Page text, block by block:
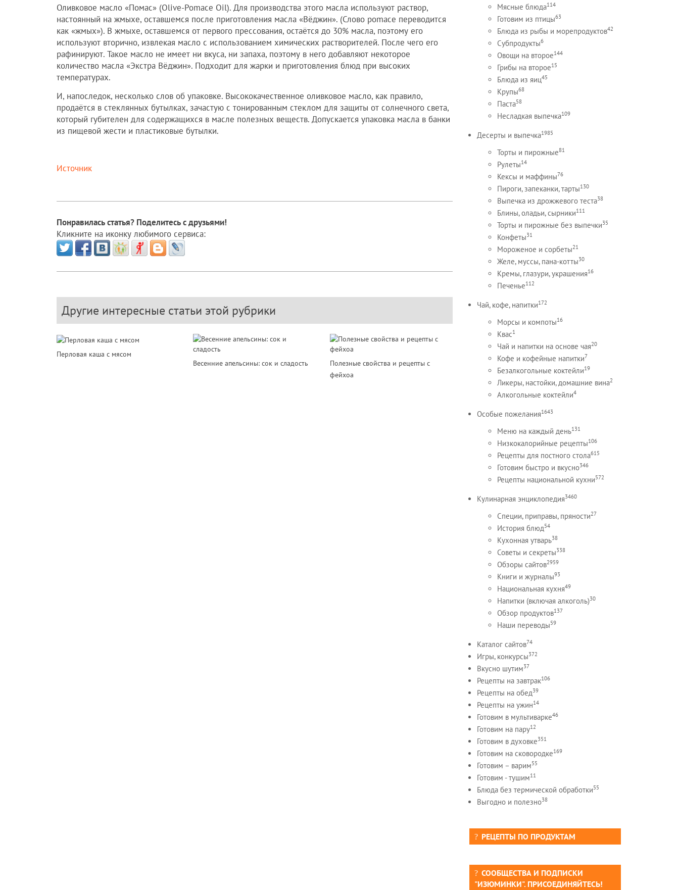
Оливковое масло «Помас» (Olive-Pomace Oil). Для производства этого масла используют раствор,
настоянный на жмыхе, оставшемся после приготовления масла «Вёджин». (Слово pomace переводится
как «жмых»). В жмыхе, оставшемся от первого прессования, остаётся до 30% масла, поэтому его
используют вторично, извлекая масло с использованием химических растворителей. После чего его
рафинируют. Такое масло не имеет ни вкуса, ни запаха, поэтому в него добавляют некоторое
количество масла «Экстра Вёджин». Подходит для жарки и приготовления блюд при высоких
температурах.
И, напоследок, несколько слов об упаковке. Высококачественное оливковое масло, как правило,
продаётся в стеклянных бутылках, зачастую с тонированным стеклом для защиты от солнечного света,
который губителен для содержащихся в масле полезных веществ. Допускается упаковка масла в банки
из пищевой жести и пластиковые бутылки.
Источник
Понравилась статья? Поделитесь с друзьями!
Кликните на иконку любимого сервиса:
Другие интересные статьи этой рубрики
Перловая каша с мясом
Весенние апельсины: сок и сладость
Полезные свойства и рецепты с
фейхоа
Мясные блюда114
Готовим из птицы63
Блюда из рыбы и морепродуктов42
Субпродукты6
Овощи на второе144
Грибы на второе15
Блюда из яиц45
Крупы68
Паста58
Несладкая выпечка109
Десерты и выпечка1985
Торты и пирожные81
Рулеты14
Кексы и маффины76
Пироги, запеканки, тарты130
Выпечка из дрожжевого теста38
Блины, оладьи, сырники111
Торты и пирожные без выпечки35
Конфеты31
Мороженое и сорбеты21
Желе, муссы, пана-котты30
Кремы, глазури, украшения16
Печенье112
Чай, кофе, напитки172
Морсы и компоты16
Квас1
Чай и напитки на основе чая20
Кофе и кофейные напитки7
Безалкогольные коктейли19
Ликеры, настойки, домашние вина2
Алкогольные коктейли4
Особые пожелания1643
Меню на каждый день131
Низкокалорийные рецепты106
Рецепты для постного стола615
Готовим быстро и вкусно346
Рецепты национальной кухни572
Кулинарная энциклопедия3460
Специи, приправы, пряности27
История блюд54
Кухонная утварь38
Советы и секреты338
Обзоры сайтов2959
Книги и журналы93
Национальная кухня49
Напитки (включая алкоголь)30
Обзор продуктов137
Наши переводы59
Каталог сайтов74
Игры, конкурсы372
Вкусно шутим37
Рецепты на завтрак106
Рецепты на обед39
Рецепты на ужин14
Готовим в мультиварке46
Готовим на пару12
Готовим в духовке351
Готовим на сковородке169
Готовим – варим55
Готовим - тушим11
Блюда без термической обработки55
Выгодно и полезно38
РЕЦЕПТЫ ПО ПРОДУКТАМ
СООБЩЕСТВА И ПОДПИСКИ
"ИЗЮМИНКИ". ПРИСОЕДИНЯЙТЕСЬ!